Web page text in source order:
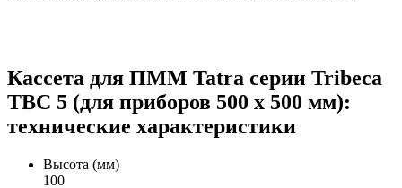
Кассета для ПММ Tatra серии Tribeca
TBC 5 (для приборов 500 х 500 мм):
технические характеристики
Высота (мм)
100